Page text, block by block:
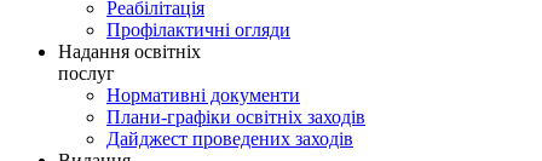
Реабілітація
Профілактичні огляди
Надання освітніх
послуг
Нормативні документи
Плани-графіки освітніх заходів
Дайджест проведених заходів